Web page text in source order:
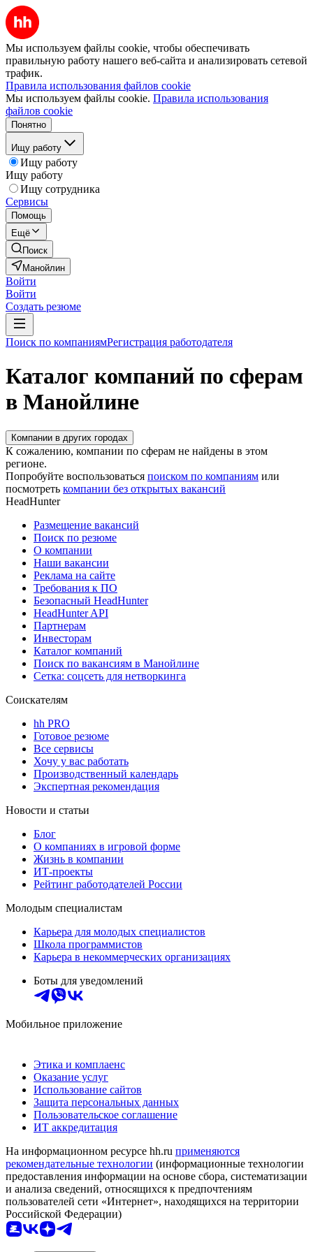
Мы используем файлы cookie, чтобы обеспечивать
правильную работу нашего веб-сайта и анализировать сетевой
трафик.
Правила использования файлов cookie
Мы используем файлы cookie. Правила использования
файлов cookie
Понятно
Ищу работу
Ищу работу
Ищу работу
Ищу сотрудника
Сервисы
Помощь
Ещё
Поиск
Манойлин
Войти
Войти
Создать резюме
Поиск по компаниямРегистрация работодателя
Каталог компаний по сферам
в Манойлине
Компании в других городах
К сожалению, компании по сферам не найдены в этом
регионе.
Попробуйте воспользоваться поиском по компаниям или
посмотреть компании без открытых вакансий
HeadHunter
Размещение вакансий
Поиск по резюме
О компании
Наши вакансии
Реклама на сайте
Требования к ПО
Безопасный HeadHunter
HeadHunter API
Партнерам
Инвесторам
Каталог компаний
Поиск по вакансиям в Манойлине
Сетка: соцсеть для нетворкинга
Соискателям
hh PRO
Готовое резюме
Все сервисы
Хочу у вас работать
Производственный календарь
Экспертная рекомендация
Новости и статьи
Блог
О компаниях в игровой форме
Жизнь в компании
ИТ-проекты
Рейтинг работодателей России
Молодым специалистам
Карьера для молодых специалистов
Школа программистов
Карьера в некоммерческих организациях
Боты для уведомлений
Мобильное приложение
Этика и комплаенс
Оказание услуг
Использование сайтов
Защита персональных данных
Пользовательское соглашение
ИТ аккредитация
На информационном ресурсе hh.ru применяются
рекомендательные технологии (информационные технологии
предоставления информации на основе сбора, систематизации
и анализа сведений, относящихся к предпочтениям
пользователей сети «Интернет», находящихся на территории
Российской Федерации)